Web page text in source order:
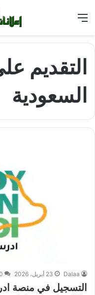
التقديم
السعودية
Dalaa 23 أبريل، 2026